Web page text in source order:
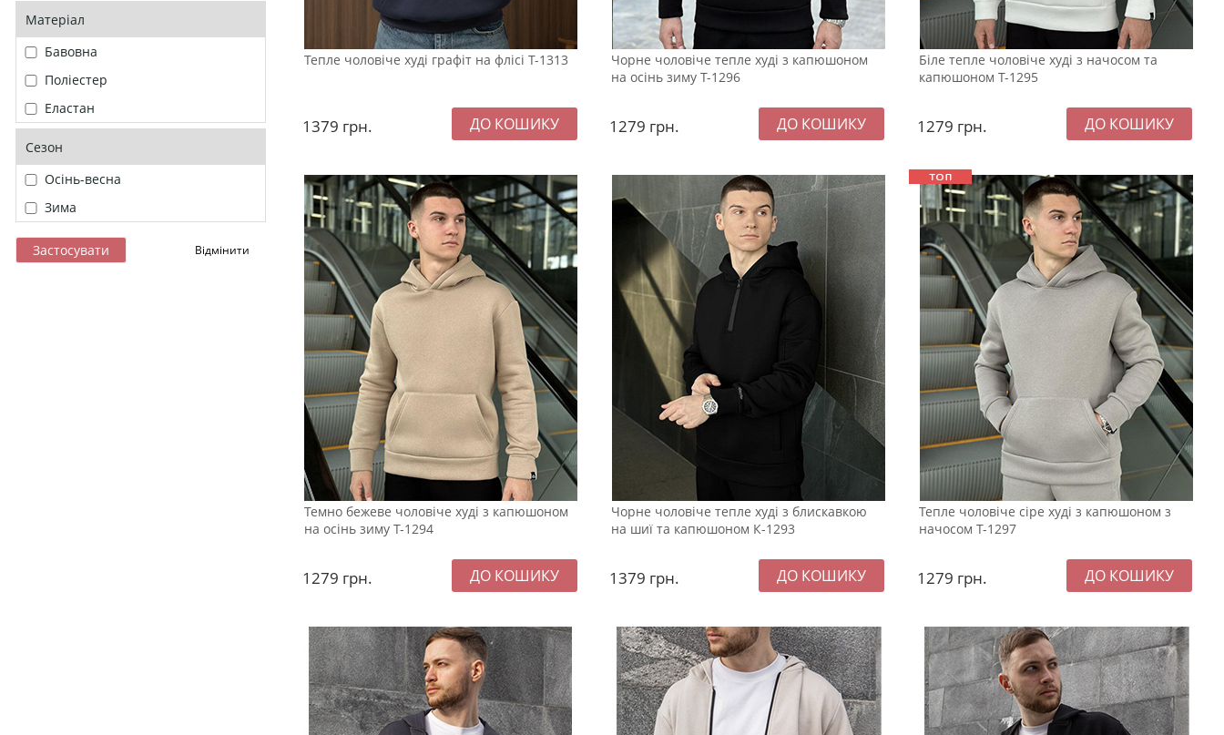
Матеріал
Бавовна
Поліестер
Еластан
Сезон
Осінь-весна
Зима
Тепле чоловіче худі графіт на флісі Т-1313
1379 грн.
Чорне чоловіче тепле худі з капюшоном
на осінь зиму Т-1296
1279 грн.
Біле тепле чоловіче худі з начосом та
капюшоном Т-1295
1279 грн.
Темно бежеве чоловіче худі з капюшоном
на осінь зиму Т-1294
1279 грн.
Чорне чоловіче тепле худі з блискавкою
на шиї та капюшоном К-1293
1379 грн.
Тепле чоловіче сіре худі з капюшоном з
начосом Т-1297
1279 грн.